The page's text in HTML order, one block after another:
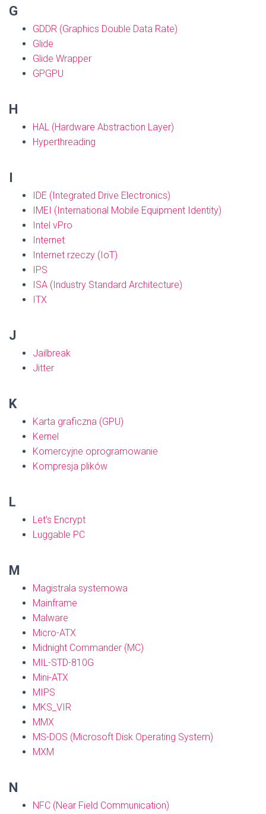
G
GDDR (Graphics Double Data Rate)
Glide
Glide Wrapper
GPGPU
H
HAL (Hardware Abstraction Layer)
Hyperthreading
I
IDE (Integrated Drive Electronics)
IMEI (International Mobile Equipment Identity)
Intel vPro
Internet
Internet rzeczy (IoT)
IPS
ISA (Industry Standard Architecture)
ITX
J
Jailbreak
Jitter
K
Karta graficzna (GPU)
Kernel
Komercyjne oprogramowanie
Kompresja plików
L
Let’s Encrypt
Luggable PC
M
Magistrala systemowa
Mainframe
Malware
Micro-ATX
Midnight Commander (MC)
MIL-STD-810G
Mini-ATX
MIPS
MKS_VIR
MMX
MS-DOS (Microsoft Disk Operating System)
MXM
N
NFC (Near Field Communication)